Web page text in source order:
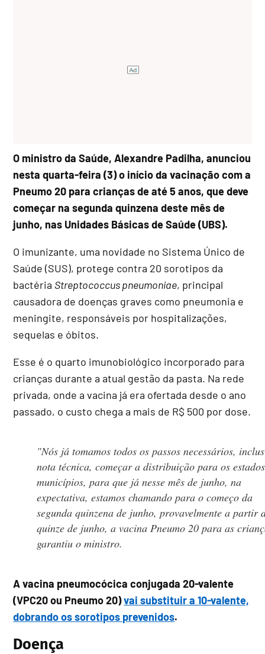
O ministro da Saúde, Alexandre Padilha, anunciou
nesta quarta-feira (3) o início da vacinação com a
Pneumo 20 para crianças de até 5 anos, que deve
começar na segunda quinzena deste mês de
junho, nas Unidades Básicas de Saúde (UBS).
O imunizante, uma novidade no Sistema Único de
Saúde (SUS), protege contra 20 sorotipos da
bactéria Streptococcus pneumoniae, principal
causadora de doenças graves como pneumonia e
meningite, responsáveis por hospitalizações,
sequelas e óbitos.
Esse é o quarto imunobiológico incorporado para
crianças durante a atual gestão da pasta. Na rede
privada, onde a vacina já era ofertada desde o ano
passado, o custo chega a mais de R$ 500 por dose.
"Nós já tomamos todos os passos necessários,
nota técnica, começar a distribuição para os
municípios, para que já nesse mês de junho, na
expectativa, estamos chamando para o começo da
segunda quinzena de junho, provavelmente a partir
quinze de junho, a vacina Pneumo 20 para as
garantiu o ministro.
A vacina pneumocócica conjugada 20-valente
(VPC20 ou Pneumo 20)vai substituir a 10-valente,
dobrando os sorotipos prevenidos.
Doença